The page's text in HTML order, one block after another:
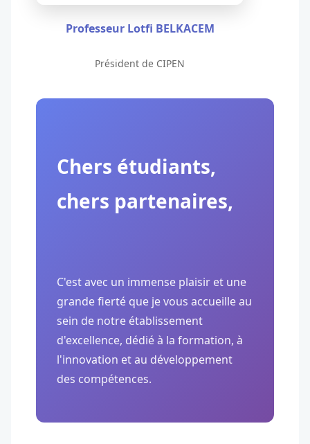
Professeur Lotfi BELKACEM
Président de CIPEN
Chers étudiants,
chers partenaires,
C'est avec un immense plaisir et une
grande fierté que je vous accueille au
sein de notre établissement
d'excellence, dédié à la formation, à
l'innovation et au développement
des compétences.